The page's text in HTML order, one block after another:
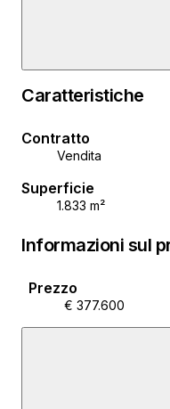
Caratteristiche
Contratto
Vendita
Superficie
1.833 m²
Informazioni sul
Prezzo
€ 377.600